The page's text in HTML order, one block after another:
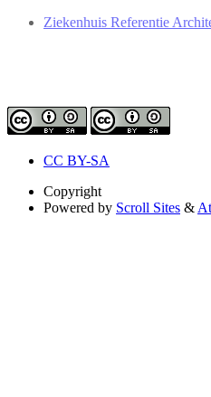
Ziekenhuis Referentie
CC BY-SA
Copyright
Powered by Scroll Sites &